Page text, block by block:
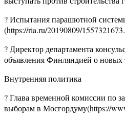
? Испытания парашютной
(https://ria.ru/20190809/
? Директор департамента
объявления Финляндией о новых
Внутренняя политика
? Глава временной комиссии по
выборам в Мосгордуму(https://